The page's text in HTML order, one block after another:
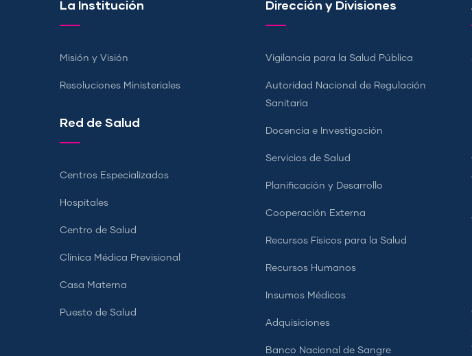
La Institución
Misión y Visión
Resoluciones Ministeriales
Red de Salud
Centros Especializados
Hospitales
Centro de Salud
Clínica Médica Previsional
Casa Materna
Puesto de Salud
Dirección y Divisiones
Vigilancia para la Salud Pública
Autoridad Nacional de Regulación
Sanitaria
Docencia e Investigación
Servicios de Salud
Planificación y Desarrollo
Cooperación Externa
Recursos Físicos para la Salud
Recursos Humanos
Insumos Médicos
Adquisiciones
Banco Nacional de Sangre